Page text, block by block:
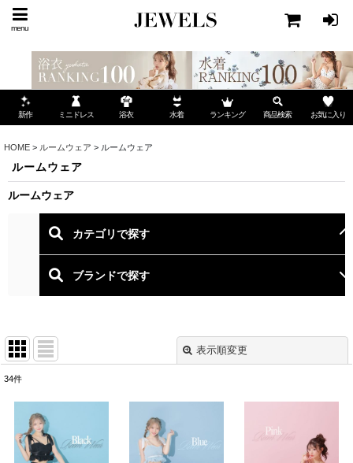
menu
新作 ミニドレス 浴衣 水着 ランキング 商品検索 お気に入り
HOME > ルームウェア > ルームウェア
ルームウェア
ルームウェア
表示順変更
並び順:
34件